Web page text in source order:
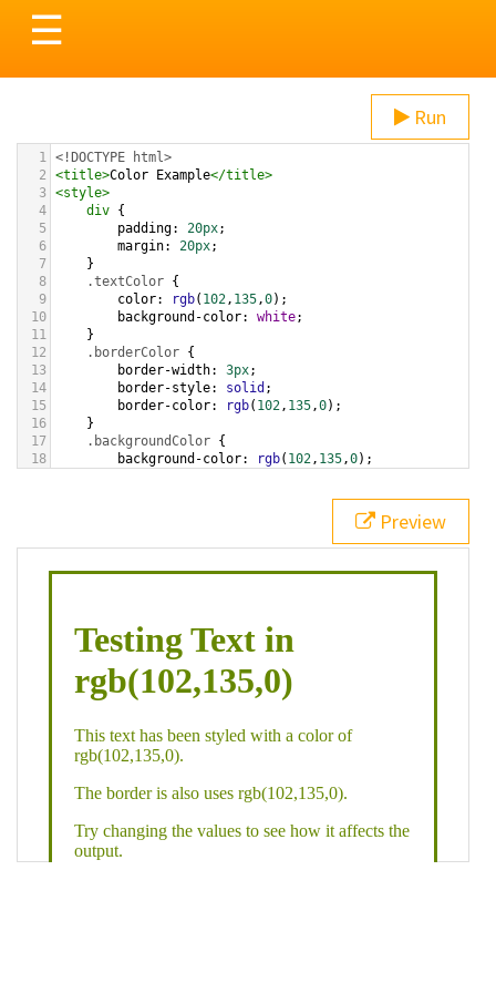
Toggle
navigation
☰
Run
1 <!DOCTYPE html>
2
<title>Color Example</title>
3 <style>
4
div {
5
padding: 20px;
6
margin: 20px;
7
}
8
.textColor {
9
color: rgb( 102, 135,0);
10
background-color: white;
11
}
12
.borderColor {
13
border-width: 3px;
14
border-style: solid ;
15
border-color: rgb( 102, 135,0);
16
}
17
.backgroundColor {
18
background-color: rgb( 102, 135,0);
bottom ,
white, rgb(102,135,0));
div class="textColor borderColor"
< h1>Testing Text in rgb(102,135,0)
Preview